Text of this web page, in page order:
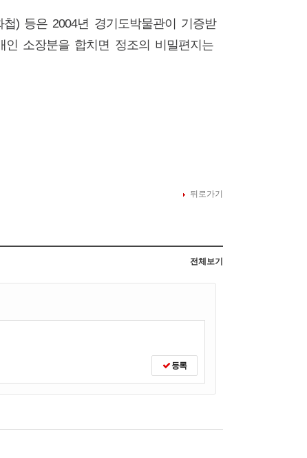
) 등은 2004년 경기도박물관이 기증받
소장분을 합치면 정조의 비밀편지는
뒤로가기
전체보기
등록